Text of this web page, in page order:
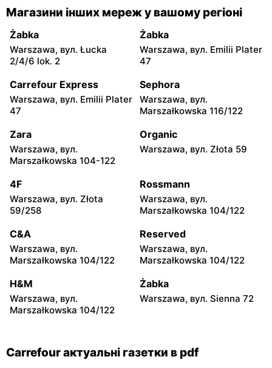
Carrefour Carrefour
Pabianice, вул. Popławska
4/20
Carrefour
Juliusza Słowackiego 123
Carrefour
Sobieskiego 9
Carrefour
вул. Adama Mickiewicza 30
Carrefour
Carrefour
20
Carrefour
Witosa 6
Carrefour
28
Carrefour
Krasickiego 1 b
Carrefour
20
Carrefour
63a
Carrefour Carrefour
Магазини інших мереж у вашому регіоні
Żabka
Warszawa, вул. Łucka
2/4/6 lok. 2
Żabka
Warszawa, вул. Emilii Plater
47
Carrefour Express
Warszawa, вул. Emilii Plater
47
Sephora
Warszawa, вул.
Marszałkowska 116/122
Zara
Warszawa, вул.
Marszałkowska 104-122
Organic
Warszawa, вул. Złota 59
4F
Warszawa, вул. Złota
59/258
Rossmann
Warszawa, вул.
Marszałkowska 104/122
C&A
Warszawa, вул.
Marszałkowska 104/122
Reserved
Warszawa, вул.
Marszałkowska 104/122
H&M
Warszawa, вул.
Marszałkowska 104/122
Żabka
Warszawa, вул. Sienna 72
Carrefour актуальні газетки в pdf